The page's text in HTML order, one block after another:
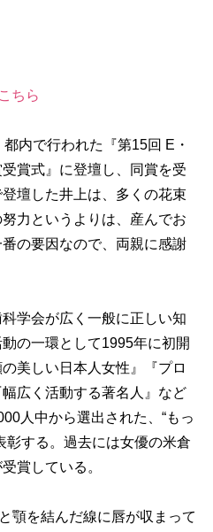
ちら
都内で行われた『第15回 E・
賞式』に登壇し、同賞を受
壇した井上は、多くの花束
力というよりは、産んでお
の要因なので、両親に感謝
学会が広く一般に正しい知
の一環として1995年に初開
美しい日本人女性』『プロ
広く活動する著名人』など
人中から選出された、“もっ
彰する。過去には女優の米倉
賞している。
顎を結んだ線に唇が収まって